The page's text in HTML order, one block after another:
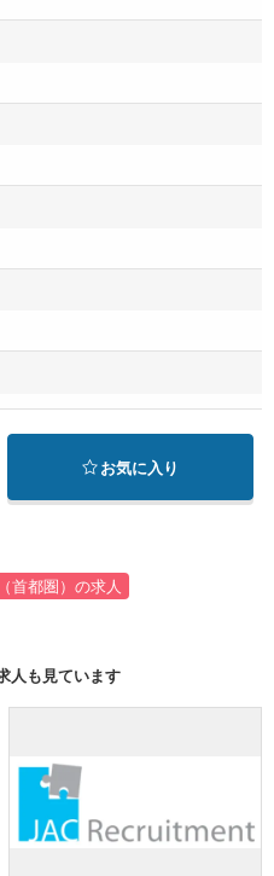
お気に入り
首都圏）の求人
人も見ています